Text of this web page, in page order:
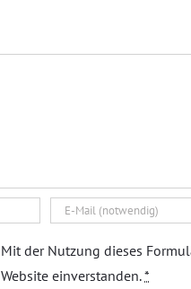
Mit der Nutzung dieses
Website einverstanden.*